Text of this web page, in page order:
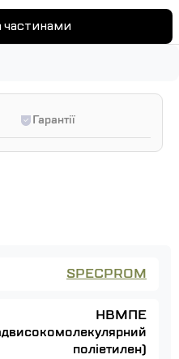
частинами
Гарантії
SPECPROM
НВМПЕ
поліетилен)